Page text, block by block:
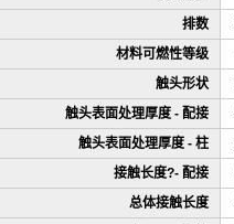
排数
材料可燃性等级
触头形状
触头表面处理厚度 - 配接
触头表面处理厚度 - 柱
接触长度?- 配接
总体接触长度